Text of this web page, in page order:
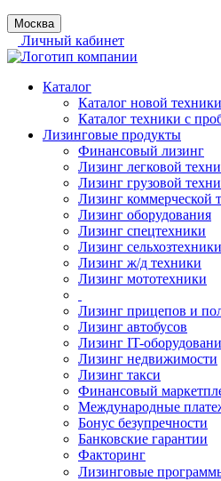
Москва
Личный кабинет
Каталог
Каталог новой техники
Каталог техники с
Лизинговые продукты
Финансовый лизинг
Лизинг легковой
Лизинг грузовой
Лизинг коммерческой
Лизинг оборудования
Лизинг спецтехники
Лизинг сельхозтехники
Лизинг ж/д техники
Лизинг мототехники
Лизинг прицепов и
Лизинг автобусов
Лизинг IT-
Лизинг недвижимости
Лизинг такси
Финансовый
Международные
Бонус безупречности
Банковские гарантии
Факторинг
Лизинговые